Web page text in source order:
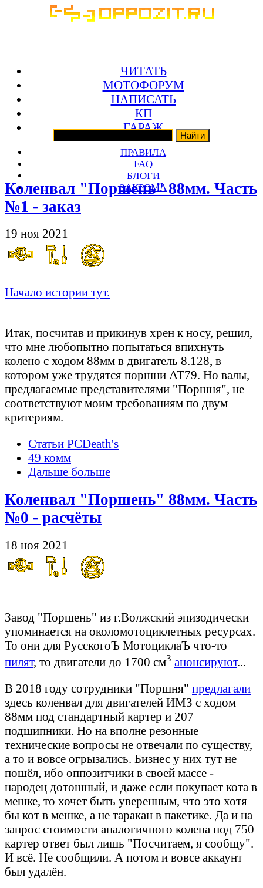
ЧИТАТЬ
МОТОФОРУМ
НАПИСАТЬ
КП
ГАРАЖ
ПРАВИЛА
FAQ
БЛОГИ
ЗАКРОМА
Коленвал "Поршень" 88мм. Часть
№1 - заказ
19 ноя 2021
Начало истории тут.
Итак, посчитав и прикинув хрен к носу, решил,
что мне любопытно попытаться впихнуть
колено с ходом 88мм в двигатель 8.128, в
котором уже трудятся поршни АТ79. Но валы,
предлагаемые представителями "Поршня", не
соответствуют моим требованиям по двум
критериям.
Статьи PCDeath's
49 комм
Дальше больше
Коленвал "Поршень" 88мм. Часть
№0 - расчёты
18 ноя 2021
Завод "Поршень" из г.Волжский эпизодически
упоминается на околомотоциклетных ресурсах.
То они для РусскогоЪ МотоциклаЪ что-то
пилят, то двигатели до 1700 см3 анонсируют...
В 2018 году сотрудники "Поршня" предлагали
здесь коленвал для двигателей ИМЗ с ходом
88мм под стандартный картер и 207
подшипники. Но на вполне резонные
технические вопросы не отвечали по существу,
а то и вовсе огрызались. Бизнес у них тут не
пошёл, ибо оппозитчики в своей массе -
народец дотошный, и даже если покупает кота в
мешке, то хочет быть уверенным, что это хотя
бы кот в мешке, а не таракан в пакетике. Да и на
запрос стоимости аналогичного колена под 750
картер ответ был лишь "Посчитаем, я сообщу".
И всё. Не сообщили. А потом и вовсе аккаунт
был удалён.